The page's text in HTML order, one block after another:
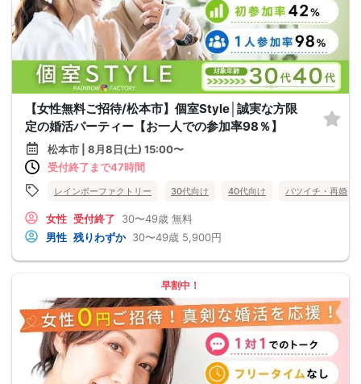
【女性無料ご招待/松本市】個室Style│誠実な方限
定の婚活パーティー【お一人での参加率98％】
松本市 | 8月8日(土) 15:00〜
受付終了まで47時間
レインボーファクトリー 30代向け 40代向け バツイチ・再婚
女性 受付終了 30〜49歳 無料
男性 残りわずか 30〜49歳 5,900円
早割中！